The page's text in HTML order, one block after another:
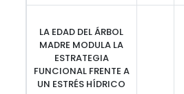
LA EDAD DEL ÁRBOL
MADRE MODULA LA
ESTRATEGIA
FUNCIONAL FRENTE A
UN ESTRÉS HÍDRICO